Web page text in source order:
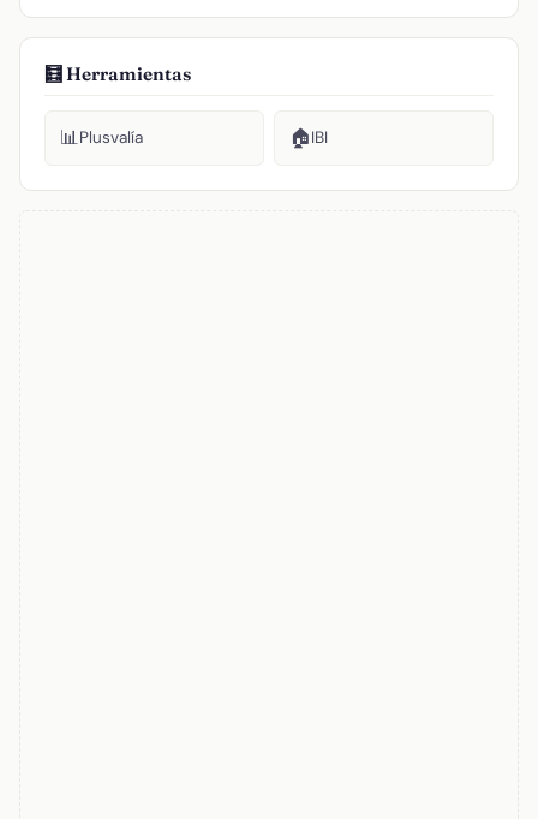
🧮 Herramientas
📊Plusvalía 🏠IBI